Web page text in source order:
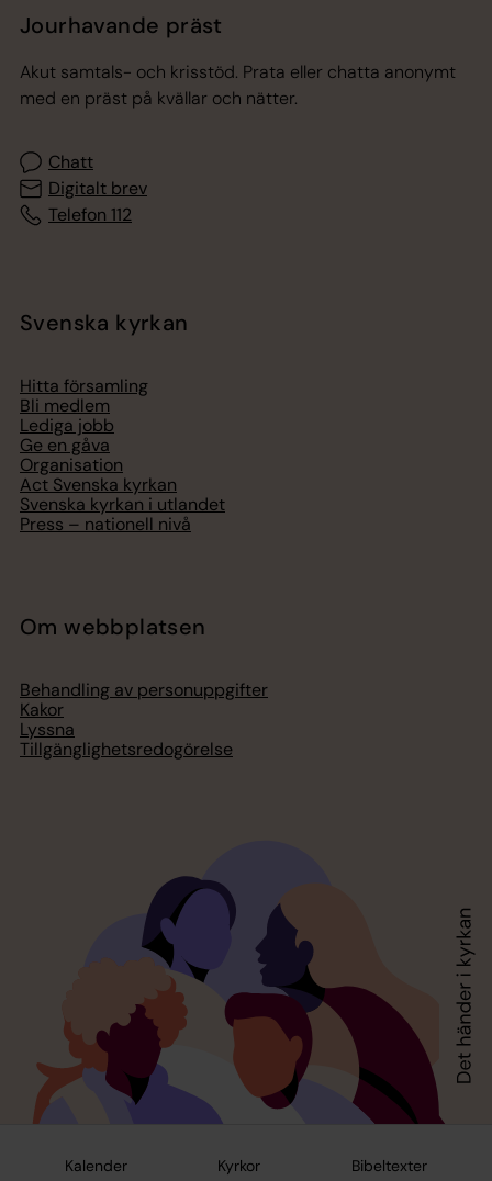
Kalender Kyrkor Bibeltexter
Jourhavande präst
Akut samtals- och krisstöd. Prata eller chatta anonymt
med en präst på kvällar och nätter.
Chatt
Digitalt brev
Telefon 112
Svenska kyrkan
Hitta församling
Bli medlem
Lediga jobb
Ge en gåva
Organisation
Act Svenska kyrkan
Svenska kyrkan i utlandet
Press – nationell nivå
Om webbplatsen
Behandling av personuppgifter
Kakor
Lyssna
Tillgänglighetsredogörelse